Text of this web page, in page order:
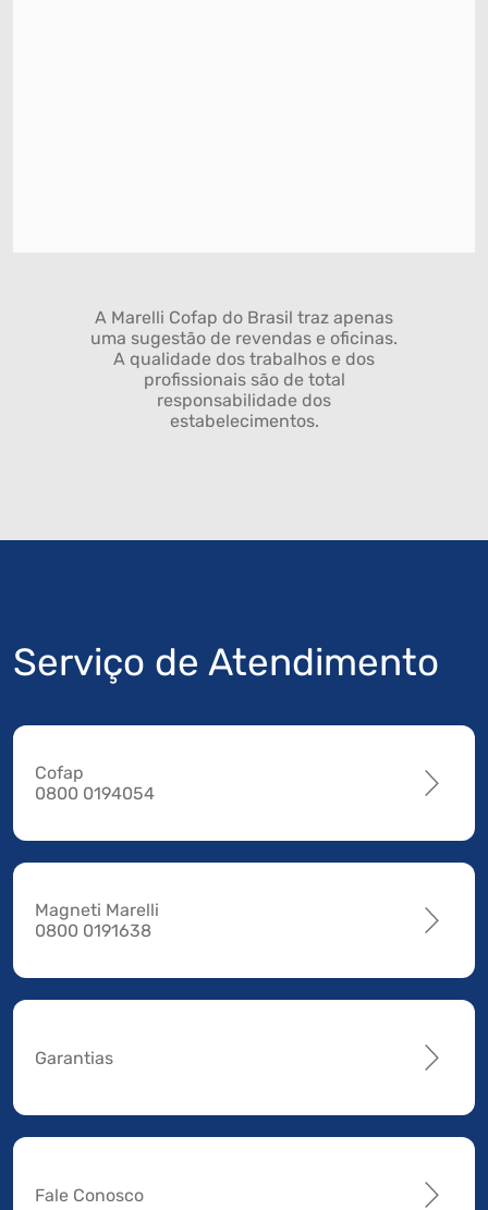
A Marelli Cofap do Brasil traz apenas
uma sugestão de revendas e oficinas.
A qualidade dos trabalhos e dos
profissionais são de total
responsabilidade dos
estabelecimentos.
Serviço de Atendimento
Cofap
0800 0194054
Magneti Marelli
0800 0191638
Garantias
Fale Conosco